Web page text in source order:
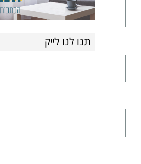
תנו לנו לייק